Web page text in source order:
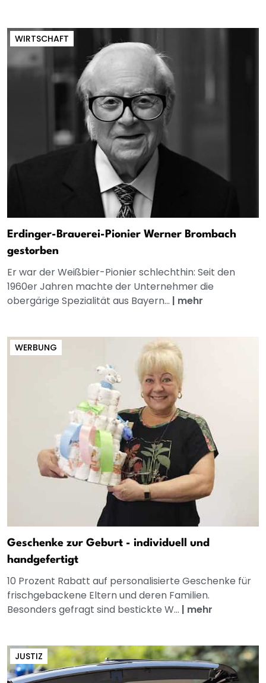
WIRTSCHAFT
Erdinger-Brauerei-Pionier Werner Brombach
gestorben
Er war der Weißbier-Pionier schlechthin: Seit den
1960er Jahren machte der Unternehmer die
obergärige Spezialität aus Bayern... | mehr
WERBUNG
Geschenke zur Geburt - individuell und
handgefertigt
10 Prozent Rabatt auf personalisierte Geschenke für
frischgebackene Eltern und deren Familien.
Besonders gefragt sind bestickte W... | mehr
JUSTIZ